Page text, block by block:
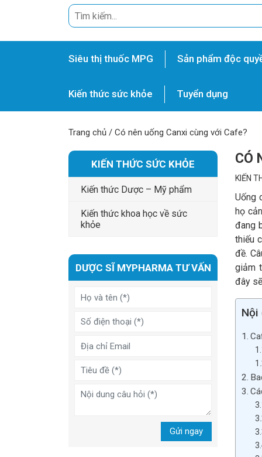
Siêu thị thuốc MPG Sản phẩm độc
Kiến thức sức khỏe Tuyển dụng
Trang chủ / Có nên uống Canxi cùng với Cafe?
KIẾN THỨC SỨC KHỎE
Kiến thức Dược – Mỹ phẩm
Kiến thức khoa học về sức
khỏe
DƯỢC SĨ MYPHARMA TƯ VẤN
Gửi ngay
CÓ
KIẾN
Uống
họ
đang
thiếu
đề.
giảm
đây
Nội